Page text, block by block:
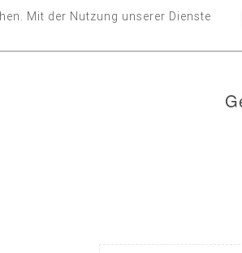
Mit der Nutzung unserer Dienste